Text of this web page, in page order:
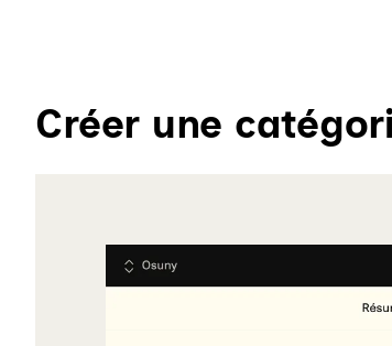
Créer une